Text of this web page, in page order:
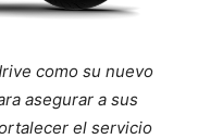
como su nuevo
asegurar a sus
el servicio